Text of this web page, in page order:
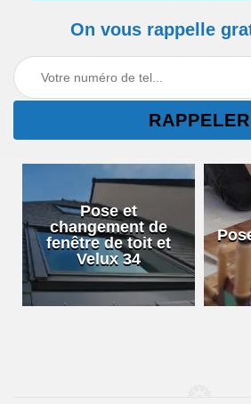
On vous rappelle
Pose et
changement de
fenêtre de toit et
Velux 34